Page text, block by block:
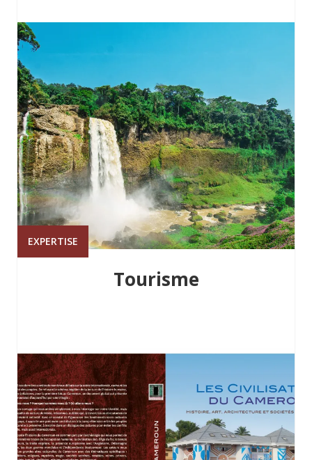
EXPERTISE
Tourisme